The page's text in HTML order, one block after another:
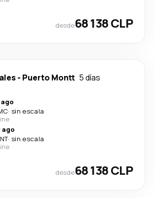
desde68 138 CLP
- Puerto Montt 5 días
ago
· sin escala
ago
· sin escala
desde68 138 CLP